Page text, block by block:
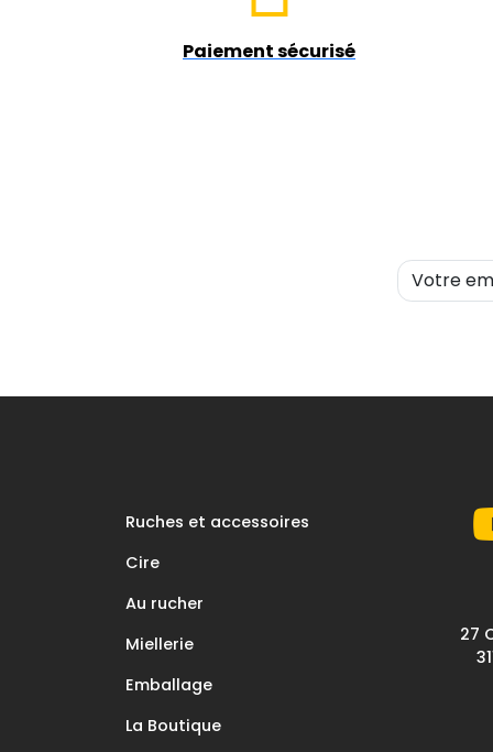
Paiement sécurisé
Ruches et accessoires
Cire
Au rucher
Miellerie
Emballage
La Boutique
27